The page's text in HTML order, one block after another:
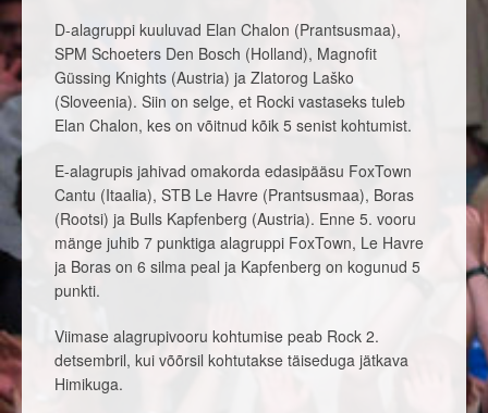
D-alagruppi kuuluvad Elan Chalon (Prantsusmaa),
SPM Schoeters Den Bosch (Holland), Magnofit
Güssing Knights (Austria) ja Zlatorog Laško
(Sloveenia). Siin on selge, et Rocki vastaseks tuleb
Elan Chalon, kes on võitnud kõik 5 senist kohtumist.
E-alagrupis jahivad omakorda edasipääsu FoxTown
Cantu (Itaalia), STB Le Havre (Prantsusmaa), Boras
(Rootsi) ja Bulls Kapfenberg (Austria). Enne 5. vooru
mänge juhib 7 punktiga alagruppi FoxTown, Le Havre
ja Boras on 6 silma peal ja Kapfenberg on kogunud 5
punkti.
Viimase alagrupivooru kohtumise peab Rock 2.
detsembril, kui võõrsil kohtutakse täiseduga jätkava
Himikuga.